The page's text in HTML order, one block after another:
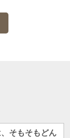
そもそもどん